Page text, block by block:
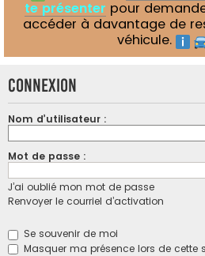
te présenter pour
accéder à davantage de
véhicule.
Connexion
Nom d’utilisateur :
Mot de passe :
J’ai oublié mon mot de passe
Renvoyer le courriel d’activation
Se souvenir de moi
Masquer ma présence lors de cette